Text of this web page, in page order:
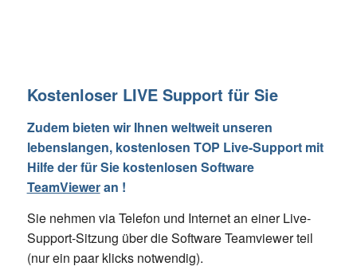
Kostenloser LIVE Support für Sie
Zudem bieten wir Ihnen weltweit unseren
lebenslangen, kostenlosen TOP Live-Support mit
Hilfe der für Sie kostenlosen Software
TeamVieweran !
Sie nehmen via Telefon und Internet an einer Live-
Support-Sitzung über die Software Teamviewer teil
(nur ein paar klicks notwendig).